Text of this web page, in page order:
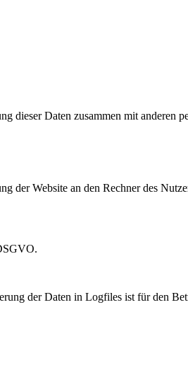
dieser Daten zusammen mit anderen
der Website an den Rechner des
der Daten in Logfiles ist für den